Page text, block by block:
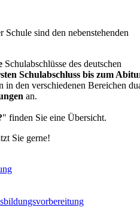
sind den nebenstehenden
Schulabschlüsse des deutschen
Schulabschluss bis zum
in den verschiedenen Bereichen
an.
" finden Sie eine Übersicht.
Sie gerne!